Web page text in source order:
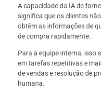
A capacidade da IA de
significa que os clientes
obtêm as informações de
de compra rapidamente.
Para a equipe interna, isso
em tarefas repetitivas e
de vendas e resolução de
humana.